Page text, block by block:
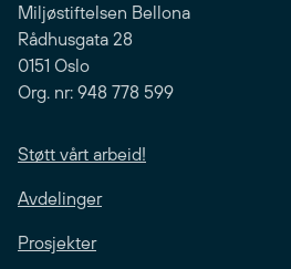
Miljøstiftelsen Bellona
Rådhusgata 28
0151 Oslo
Org. nr: 948 778 599
Støtt vårt arbeid!
Avdelinger
Prosjekter